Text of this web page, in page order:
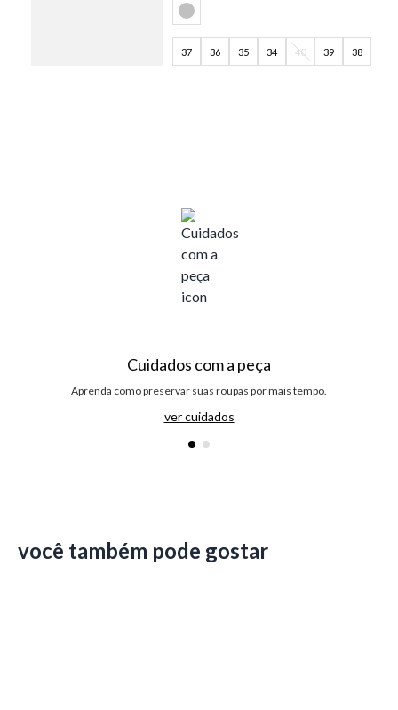
37 36 35 34 40 39 38
Cuidados com a peça
Aprenda como preservar suas roupas por mais tempo.
ver cuidados
você também pode gostar